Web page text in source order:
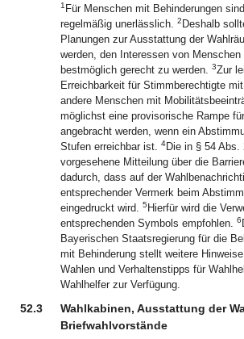
1 Für Menschen mit Behinderungen
regelmäßig unerlässlich. 2 Deshalb
Planungen zur Ausstattung der
werden, den Interessen von
bestmöglich gerecht zu werden. 3Zur
Erreichbarkeit für Stimmberechtigte
andere Menschen mit
möglichst eine provisorische Rampe
angebracht werden, wenn ein
Stufen erreichbar ist. 4Die in § 54 Abs.
vorgesehene Mitteilung über die
dadurch, dass auf der
entsprechender Vermerk beim
eingedruckt wird. 5 Hierfür wird die
entsprechenden Symbols empfohlen. 6
Bayerischen Staatsregierung für die
mit Behinderung stellt weitere
Wahlen und Verhaltenstipps für
Wahlhelfer zur Verfügung.
52.3
Wahlkabinen, Ausstattung der
Briefwahlvorstände